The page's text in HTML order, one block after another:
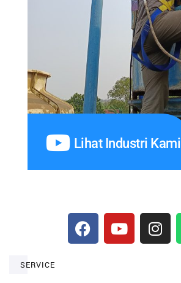
Lihat Industri Kami
SERVICE